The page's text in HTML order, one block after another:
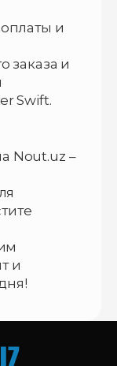
и
заказа и
Swift.
Nout.uz –
и